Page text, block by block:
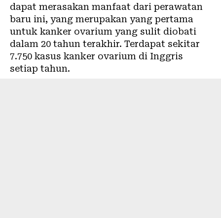
dapat merasakan manfaat dari perawatan
baru ini, yang merupakan yang pertama
untuk kanker ovarium yang sulit diobati
dalam 20 tahun terakhir. Terdapat sekitar
7.750 kasus kanker ovarium di Inggris
setiap tahun.